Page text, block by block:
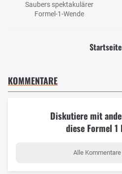
Saubers spektakulärer
Formel-1-Wende
Startseite
KOMMENTARE
Diskutiere mit
diese Formel 1
Alle